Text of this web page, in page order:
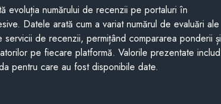
evoluția numărului de recenzii pe portaluri în
Datele arată cum a variat numărul de evaluări ale
servicii de recenzii, permițând compararea ponderii și
pe fiecare platformă. Valorile prezentate includ
pentru care au fost disponibile date.